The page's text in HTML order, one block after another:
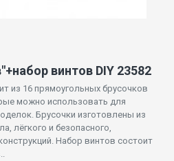
винтов DIY 23582
из 16 прямоугольных брусочков
можно использовать для
Брусочки изготовлены из
лёгкого и безопасного,
Набор винтов состоит